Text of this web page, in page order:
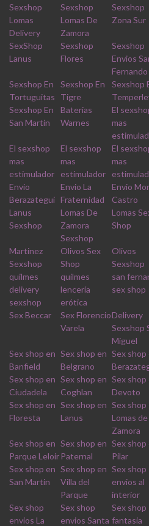
Sexshop
Lomas
Delivery
Sexshop
Lomas De
Zamora
Sexshop
Zona Sur
SexShop
Lanus
Sexshop
Flores
Sexshop
Envios
Fernando
Sexshop En
Tortuguitas
Sexshop En
Tigre
Sexshop
Sexshop En
San Martin
Baterias
Warnes
El
mas
El sexshop
mas
estimulador
El sexshop
mas
estimulador
El
mas
Envio
Berazategui
Envio La
Fraternidad
Envio
Castro
Lanus
Sexshop
Lomas De
Zamora
Sexshop
Lomas
Shop
Martinez
Sexshop
Olivos Sex
Shop
Olivos
Sexshop
quilmes
delivery
sexshop
quilmes
lencería
erótica
san
sex shop
Sex Beccar
Sex Florencio
Varela
Delivery
Sexshop
Miguel
Sex shop en
Banfield
Sex shop en
Belgrano
Sex shop
Sex shop en
Ciudadela
Sex shop en
Coghlan
Sex shop
Devoto
Sex shop en
Floresta
Sex shop en
Lanus
Sex shop
Lomas de
Zamora
Sex shop en
Parque Leloir
Sex shop en
Paternal
Sex shop
Pilar
Sex shop en
San Martin
Sex shop en
Villa del
Parque
Sex shop
envios al
interior
Sex shop
envios La
Sex shop
envios Santa
Sex shop
fantasia